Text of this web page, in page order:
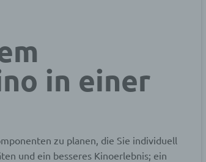
in einer
zu planen, die Sie individuell
und ein besseres Kinoerlebnis; ein